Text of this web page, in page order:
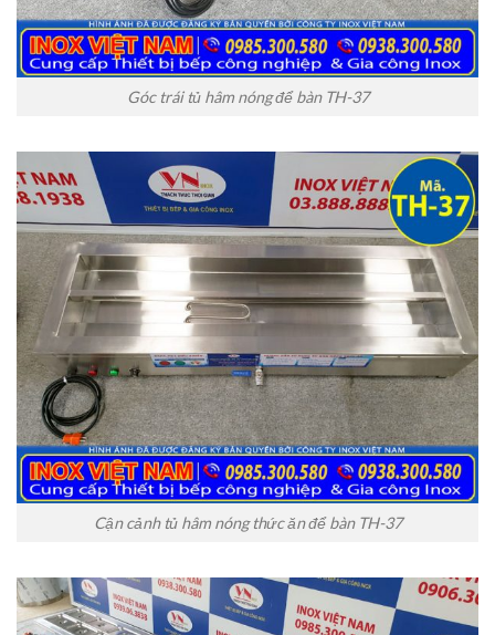
Góc trái tủ hâm nóng để bàn TH-37
Cận cảnh tủ hâm nóng thức ăn để bàn TH-37